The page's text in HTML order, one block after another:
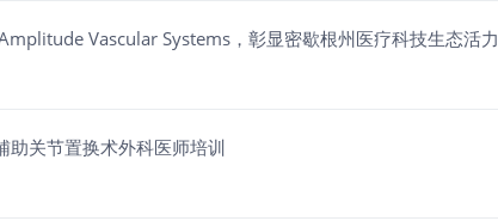
Vascular Systems，彰显密歇根州医疗科技生态活力
助关节置换术外科医师培训